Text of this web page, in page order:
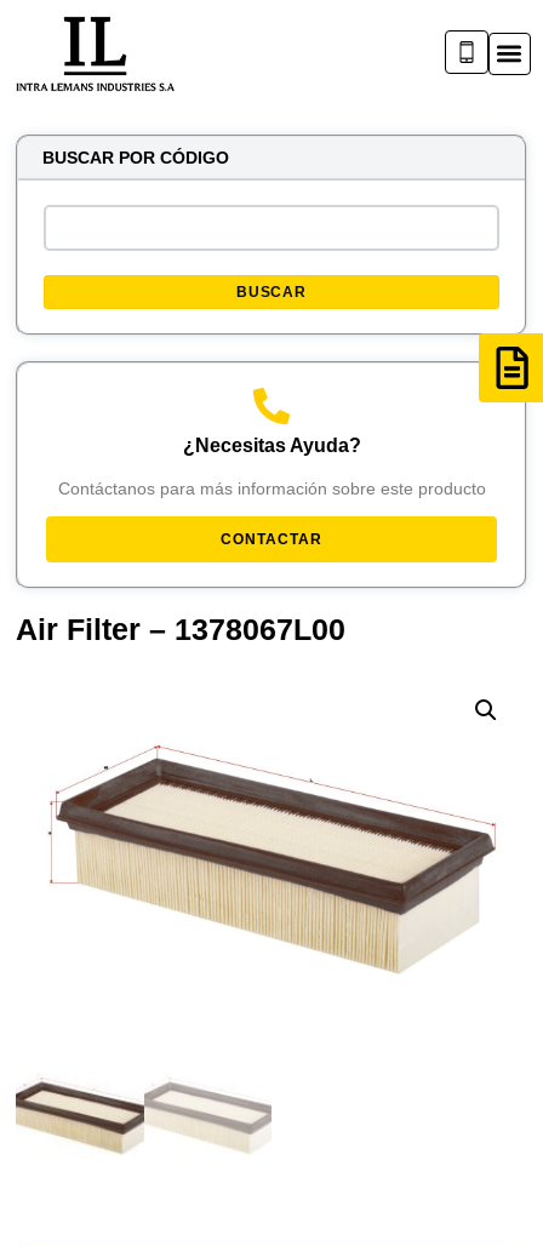
BUSCAR POR CÓDIGO
BUSCAR
¿Necesitas Ayuda?
Contáctanos para más información sobre este producto
CONTACTAR
Air Filter – 1378067L00